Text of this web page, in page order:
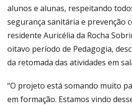
alunos e alunas, respeitando
segurança sanitária e prevenção
residente Auricélia da Rocha
oitavo período de Pedagogia,
da retomada das atividades em
“O projeto está somando muito
em formação. Estamos vindo